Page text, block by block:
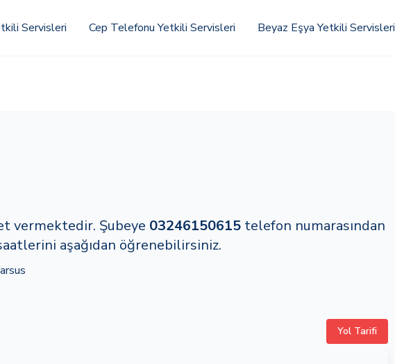
Servisleri Cep Telefonu Yetkili Servisleri Beyaz Eşya Yetkili Servisleri
vermektedir. Şubeye 03246150615 telefon numarasından
aşağıdan öğrenebilirsiniz.
Yol Tarifi